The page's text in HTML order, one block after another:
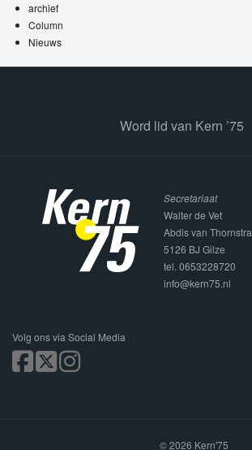
archief
Column
Nieuws
Word lid van Kern ’75
Secretariaat
Walter de Vet
Abdis van
5126 BJ Gilze
tel. 0653228720
info@kern75.nl
Volg ons via Social Media
© 2026 Kern'75